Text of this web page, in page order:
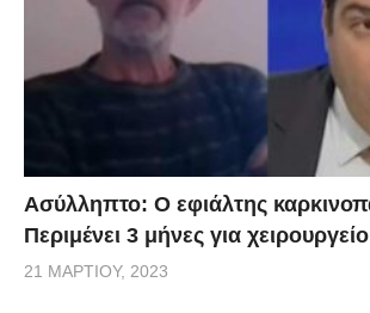
Ασύλληπτο: Ο εφιάλτης
Περιμένει 3 μήνες για χειρουργείο
21 ΜΑΡΤΊΟΥ, 2023